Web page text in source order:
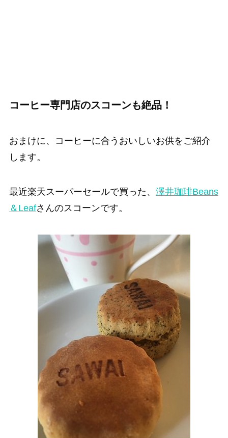
コーヒー専門店のスコーンも絶品！
おまけに、コーヒーに合うおいしいお供をご紹介
します。
最近楽天スーパーセールで買った、 澤井珈琲Beans
＆Leafさんのスコーンです。